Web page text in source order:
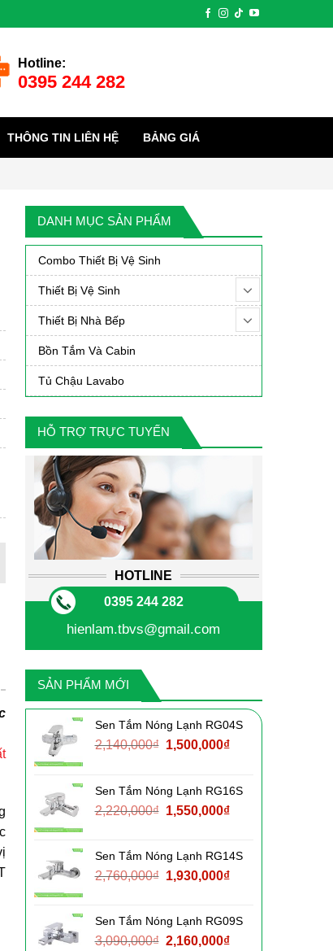
Hotline:
0395 244 282
THÔNG TIN LIÊN HỆ BẢNG GIÁ
DANH MỤC SẢN PHẨM
Combo Thiết Bị Vệ Sinh
Thiết Bị Vệ Sinh
Thiết Bị Nhà Bếp
Bồn Tắm Và Cabin
Tủ Chậu Lavabo
HỖ TRỢ TRỰC TUYẾN
HOTLINE
0395 244 282
hienlam.tbvs@gmail.com
SẢN PHẨM MỚI
Sen Tắm Nóng Lạnh RG04S
2,140,000₫ Giá
2,140,000₫.
1,500,000₫Giá
là:
1,500,000₫.
Sen Tắm Nóng Lạnh RG16S
2,220,000₫ Giá
2,220,000₫.
1,550,000₫Giá
là:
1,550,000₫.
Sen Tắm Nóng Lạnh RG14S
2,760,000₫ Giá
2,760,000₫.
1,930,000₫Giá
là:
1,930,000₫.
Sen Tắm Nóng Lạnh RG09S
3,090,000₫ Giá
2,160,000₫Giá